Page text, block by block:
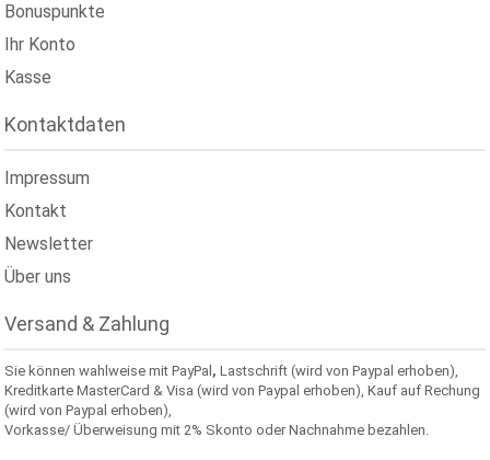
Bonuspunkte
Ihr Konto
Kasse
Kontaktdaten
Impressum
Kontakt
Newsletter
Über uns
Versand & Zahlung
Sie können wahlweise mit PayPal ,Lastschrift (wird von Paypal erhoben),
Kreditkarte MasterCard & Visa (wird von Paypal erhoben), Kauf auf Rechung
(wird von Paypal erhoben),
Vorkasse/ Überweisung mit 2% Skonto oder Nachnahme bezahlen.